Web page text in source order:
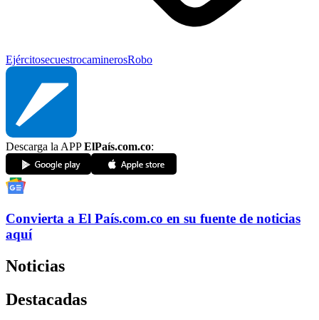
EjércitosecuestrocaminerosRobo
Descarga la APPElPaís.com.co:
Convierta a El País.com.co en su fuente de noticias
aquí
Noticias
Destacadas